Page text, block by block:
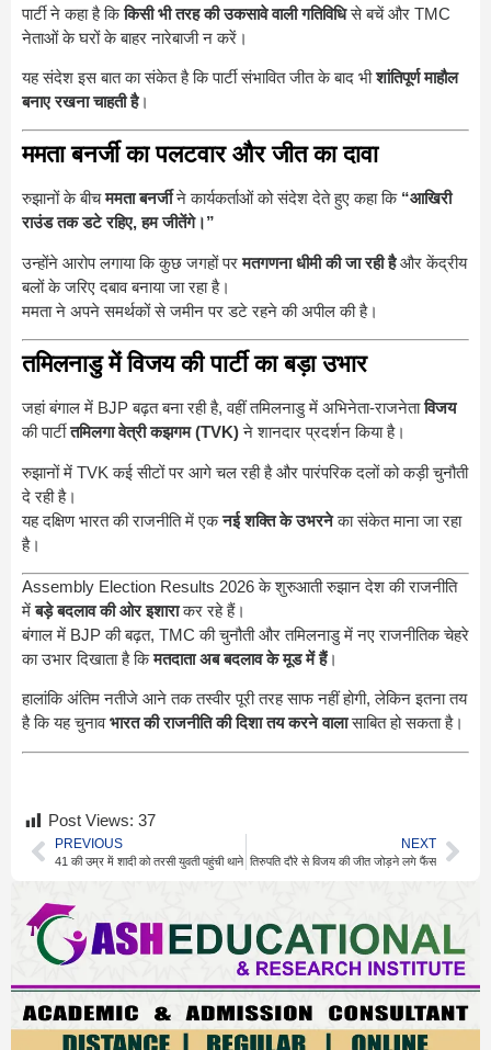
पार्टी ने कहा है किकिसी भी तरह की उकसावे वाली गतिविधिसे बचें और TMC
नेताओं के घरों के बाहर नारेबाजी न करें।
यह संदेश इस बात का संकेत है कि पार्टी संभावित जीत के बाद भीशांतिपूर्ण माहौल
बनाए रखना चाहती है।
ममता बनर्जी का पलटवार और जीत का दावा
रुझानों के बीचममता बनर्जीने कार्यकर्ताओं को संदेश देते हुए कहा कि “आखिरी
राउंड तक डटे रहिए, हम जीतेंगे।”
उन्होंने आरोप लगाया कि कुछ जगहों परमतगणना धीमी की जा रही हैऔर केंद्रीय
बलों के जरिए दबाव बनाया जा रहा है।
ममता ने अपने समर्थकों से जमीन पर डटे रहने की अपील की है।
तमिलनाडु में विजय की पार्टी का बड़ा उभार
जहां बंगाल में BJP बढ़त बना रही है, वहीं तमिलनाडु में अभिनेता-राजनेताविजय
की पार्टीतमिलगा वेत्री कझगम (TVK)ने शानदार प्रदर्शन किया है।
रुझानों में TVK कई सीटों पर आगे चल रही है और पारंपरिक दलों को कड़ी चुनौती
दे रही है।
यह दक्षिण भारत की राजनीति में एकनई शक्ति के उभरनेका संकेत माना जा रहा
है।
Assembly Election Results 2026 के शुरुआती रुझान देश की राजनीति
मेंबड़े बदलाव की ओर इशाराकर रहे हैं।
बंगाल में BJP की बढ़त, TMC की चुनौती और तमिलनाडु में नए राजनीतिक चेहरे
का उभार दिखाता है किमतदाता अब बदलाव के मूड में हैं।
हालांकि अंतिम नतीजे आने तक तस्वीर पूरी तरह साफ नहीं होगी, लेकिन इतना तय
है कि यह चुनावभारत की राजनीति की दिशा तय करने वालासाबित हो सकता है।
Post Views: 37
PREVIOUS
41 की उम्र में शादी को तरसी युवती पहुंची थाने
NEXT
तिरुपति दौरे से विजय की जीत जोड़ने लगे फैंस